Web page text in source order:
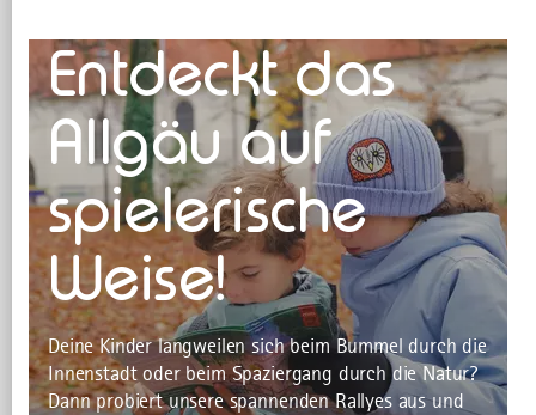
Entdeckt das
Allgäu auf
spielerische
Weise!
Deine Kinder langweilen sich beim Bummel durch die
Innenstadt oder beim Spaziergang durch die Natur?
Dann probiert unsere spannenden Rallyes aus und